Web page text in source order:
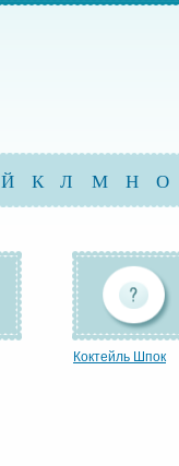
Й К Л М Н О
Коктейль Шпок